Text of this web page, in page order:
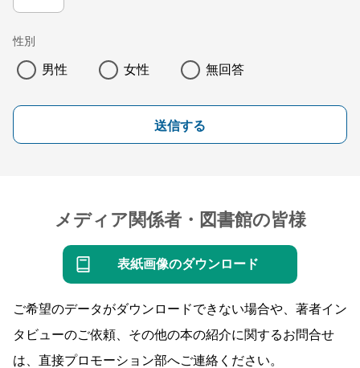
性別
男性 女性 無回答
送信する
メディア関係者・図書館の皆様
表紙画像のダウンロード
ご希望のデータがダウンロードできない場合や、著者イン
タビューのご依頼、その他の本の紹介に関するお問合せ
は、直接プロモーション部へご連絡ください。